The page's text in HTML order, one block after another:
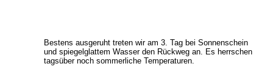
Bestens ausgeruht treten wir am 3. Tag bei Sonnenschein
und spiegelglattem Wasser den Rückweg an. Es herrschen
tagsüber noch sommerliche Temperaturen.